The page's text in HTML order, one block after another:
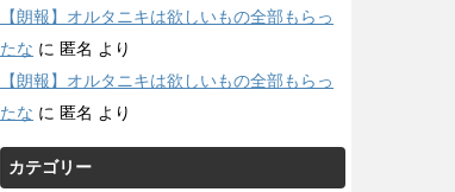
【朗報】オルタニキは欲しいもの全部もらっ
たな に 匿名 より
【朗報】オルタニキは欲しいもの全部もらっ
たな に 匿名 より
カテゴリー